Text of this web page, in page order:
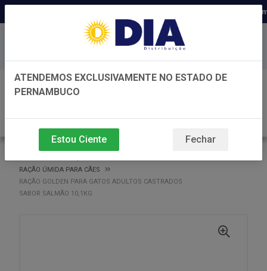
Distribuidora há 22 anos em
Baixe já nosso APP
RAÇÃO ÚMIDA PARA CÃES
RAÇÃO GOLDEN PARA GATOS ADULTOS CASTRADOS
SABOR SALMÃO 10,1KG
ATENDEMOS EXCLUSIVAMENTE NO ESTADO DE
PERNAMBUCO
Estou Ciente Fechar